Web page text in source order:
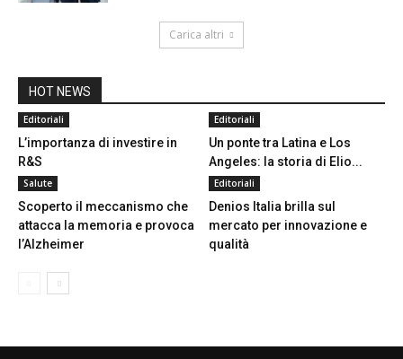
Carica altri
HOT NEWS
Editoriali
L’importanza di investire in
R&S
Editoriali
Un ponte tra Latina e Los
Angeles: la storia di Elio...
Salute
Scoperto il meccanismo che
attacca la memoria e provoca
l’Alzheimer
Editoriali
Denios Italia brilla sul
mercato per innovazione e
qualità